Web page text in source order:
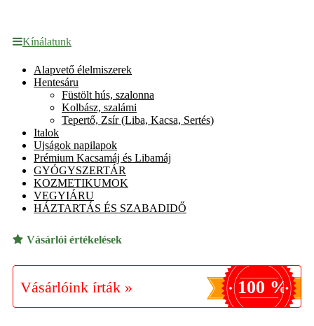
Kínálatunk
Alapvető élelmiszerek
Hentesáru
Füstölt hús, szalonna
Kolbász, szalámi
Tepertő, Zsír (Liba, Kacsa, Sertés)
Italok
Ujságok napilapok
Prémium Kacsamáj és Libamáj
GYÓGYSZERTÁR
KOZMETIKUMOK
VEGYIÁRU
HÁZTARTÁS ÉS SZABADIDŐ
Vásárlói értékelések
Vásárlóink írták » 100 %